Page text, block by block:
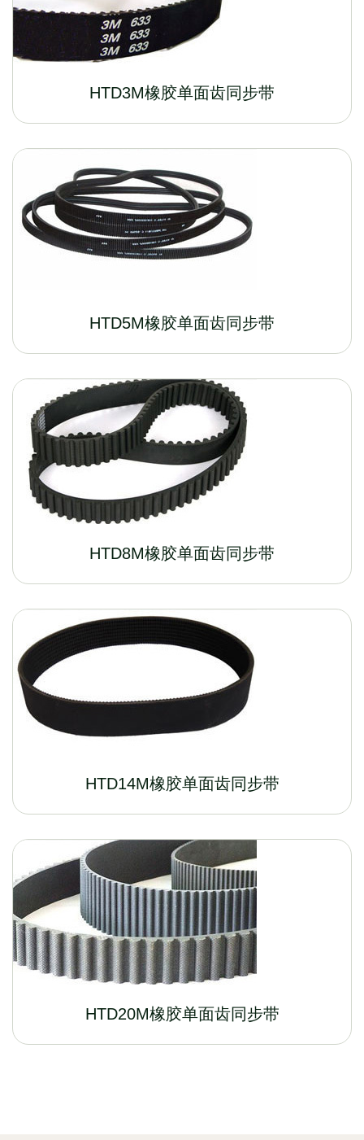
HTD3M橡胶单面齿同步带
HTD5M橡胶单面齿同步带
HTD8M橡胶单面齿同步带
HTD14M橡胶单面齿同步带
HTD20M橡胶单面齿同步带